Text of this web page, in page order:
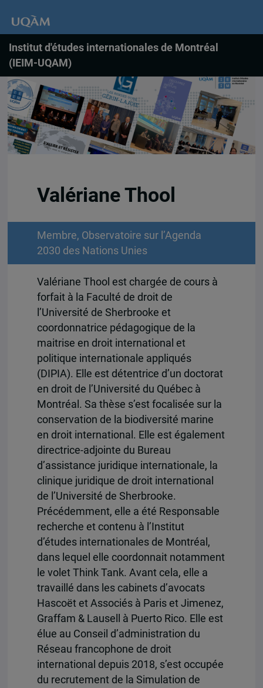
Institut d'études internationales de Montréal
(IEIM-UQAM)
Valériane Thool
Membre, Observatoire sur l’Agenda
2030 des Nations Unies
Valériane Thool est chargée de cours à
forfait à la Faculté de droit de
l’Université de Sherbrooke et
coordonnatrice pédagogique de la
maitrise en droit international et
politique internationale appliqués
(DIPIA). Elle est détentrice d’un doctorat
en droit de l’Université du Québec à
Montréal. Sa thèse s’est focalisée sur la
conservation de la biodiversité marine
en droit international. Elle est également
directrice-adjointe du Bureau
d’assistance juridique internationale, la
clinique juridique de droit international
de l’Université de Sherbrooke.
Précédemment, elle a été Responsable
recherche et contenu à l’Institut
d’études internationales de Montréal,
dans lequel elle coordonnait notamment
le volet Think Tank. Avant cela, elle a
travaillé dans les cabinets d’avocats
Hascoët et Associés à Paris et Jimenez,
Graffam & Lausell à Puerto Rico. Elle est
élue au Conseil d’administration du
Réseau francophone de droit
international depuis 2018, s’est occupée
du recrutement de la Simulation de